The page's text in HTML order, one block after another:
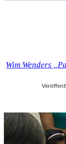
Wim Wenders